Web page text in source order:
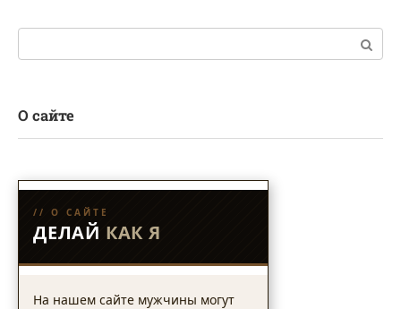
Поиск:
О сайте
// О САЙТЕ
ДЕЛАЙ КАК Я
На нашем сайте мужчины могут